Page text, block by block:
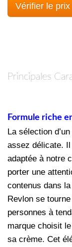
Vérifier le
Principales
Formule riche
La sélection
assez délicate.
adaptée à notre
porter une
contenus dans
Revlon se
personnes à
marque choisit
sa crème. Cet